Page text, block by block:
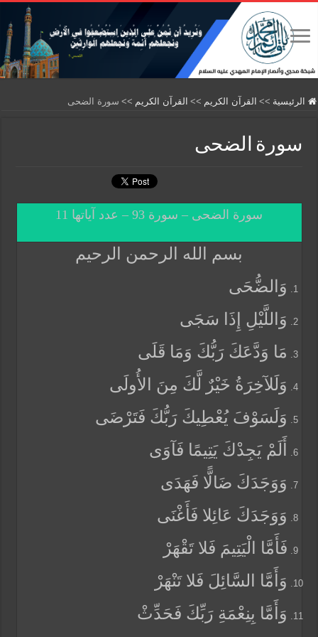
الرئيسية >> القرآن الكريم >> القرآن الكريم >> سورة الضحى
سورة الضحى
سورة الضحى – سورة 93 – عدد آياتها 11
بسم الله الرحمن الرحيم
وَالضُّحَى
وَاللَّيْلِ إِذَا سَجَى
مَا وَدَّعَكَ رَبُّكَ وَمَا قَلَى
وَلَلآخِرَةُ خَيْرٌ لَّكَ مِنَ الأُولَى
وَلَسَوْفَ يُعْطِيكَ رَبُّكَ فَتَرْضَى
أَلَمْ يَجِدْكَ يَتِيمًا فَآوَى
وَوَجَدَكَ ضَالًّا فَهَدَى
وَوَجَدَكَ عَائِلا فَأَغْنَى
فَأَمَّا الْيَتِيمَ فَلا تَقْهَرْ
وَأَمَّا السَّائِلَ فَلا تَنْهَرْ
وَأَمَّا بِنِعْمَةِ رَبِّكَ فَحَدِّثْ